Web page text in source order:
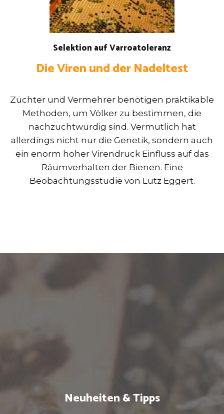
Selektion auf Varroatoleranz
Die Viren und der Nadeltest
Züchter und Vermehrer benötigen praktikable
Methoden, um Völker zu bestimmen, die
nachzuchtwürdig sind. Vermutlich hat
allerdings nicht nur die Genetik, sondern auch
ein enorm hoher Virendruck Einfluss auf das
Räumverhalten der Bienen. Eine
Beobachtungsstudie von Lutz Eggert.
Neuheiten & Tipps